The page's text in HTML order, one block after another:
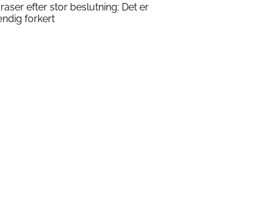
efter stor beslutning: Det er
forkert